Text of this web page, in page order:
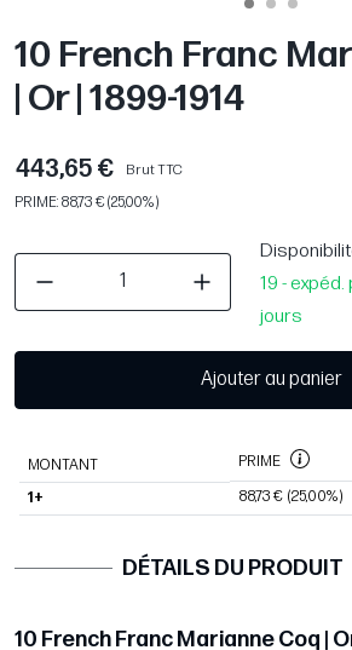
10 French Franc
| Or | 1899-1914
443,65 €
Brut TTC
PRIME: 88,73 € (25,00%)
19 -
jours
Ajouter au panier
MONTANT PRIME
1+ 88,73 € (25,00%)
DÉTAILS DU PRODUIT
10 French Franc Marianne Coq |